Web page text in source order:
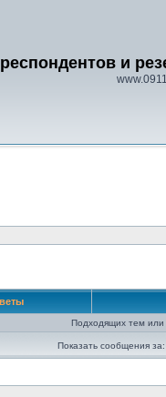
и
Подходящих тем
Показать сообщения за: